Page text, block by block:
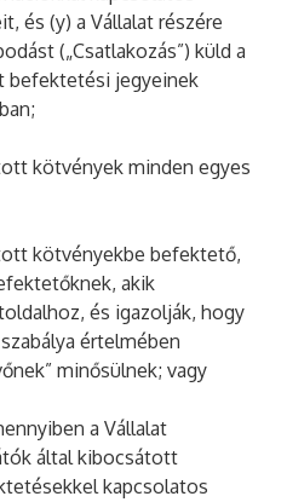
és (y) a Vállalat részére
(„Csatlakozás”) küld a
befektetési jegyeinek
kötvények minden egyes
kötvényekbe befektető,
akik
és igazolják, hogy
értelmében
minősülnek; vagy
a Vállalat
által kibocsátott
kapcsolatos